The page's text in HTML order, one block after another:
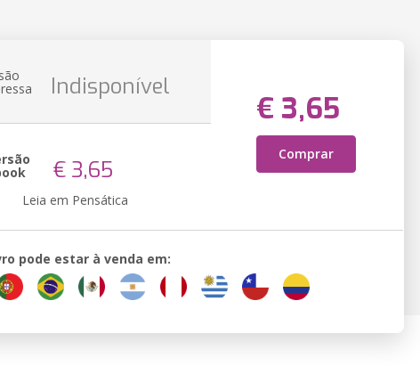
Indisponível
€ 3,65
Comprar
€ 3,65
Leia em Pensática
pode estar à venda em: